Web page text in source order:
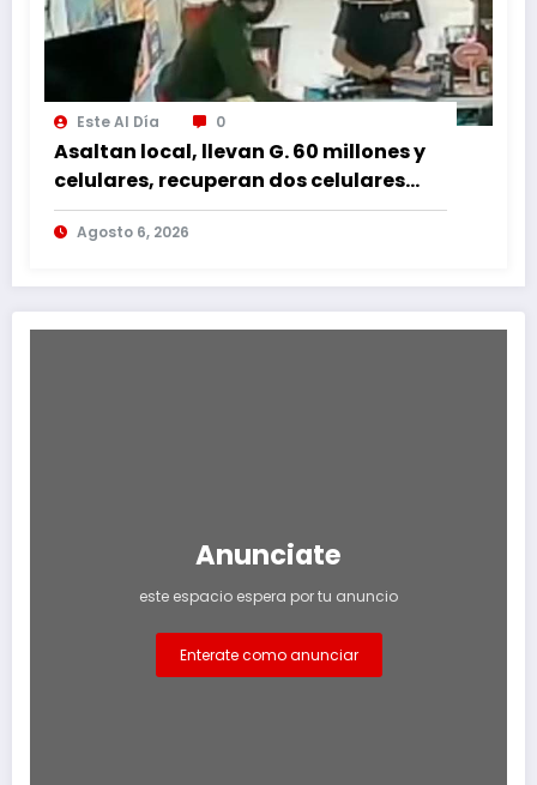
Este Al Día 0
Asaltan local, llevan G. 60 millones y
celulares, recuperan dos celulares
mediante rastreo y persecución
Agosto 6, 2026
Anunciate
este espacio espera por tu anuncio
Enterate como anunciar